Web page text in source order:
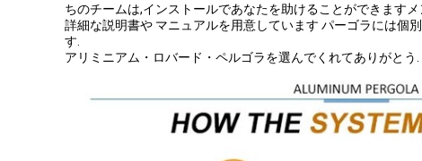
ちのチームは,インストールであなたを助けることができます
詳細な説明書や マニュアルを用意しています パーゴラには個
す.
アリミニアム・ロバード・ペルゴラを選んでくれてありがとう.